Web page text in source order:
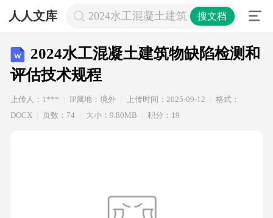
人人文库 2024水工混凝土建筑物缺陷检测和评
搜文档
2024水工混凝土建筑物缺陷检测和
评估技术规程
上传人：1*** IP属地：境外 上传时间：2025-09-12
格式：
DOCX
页数：74 大小：9.80MB 积分：19